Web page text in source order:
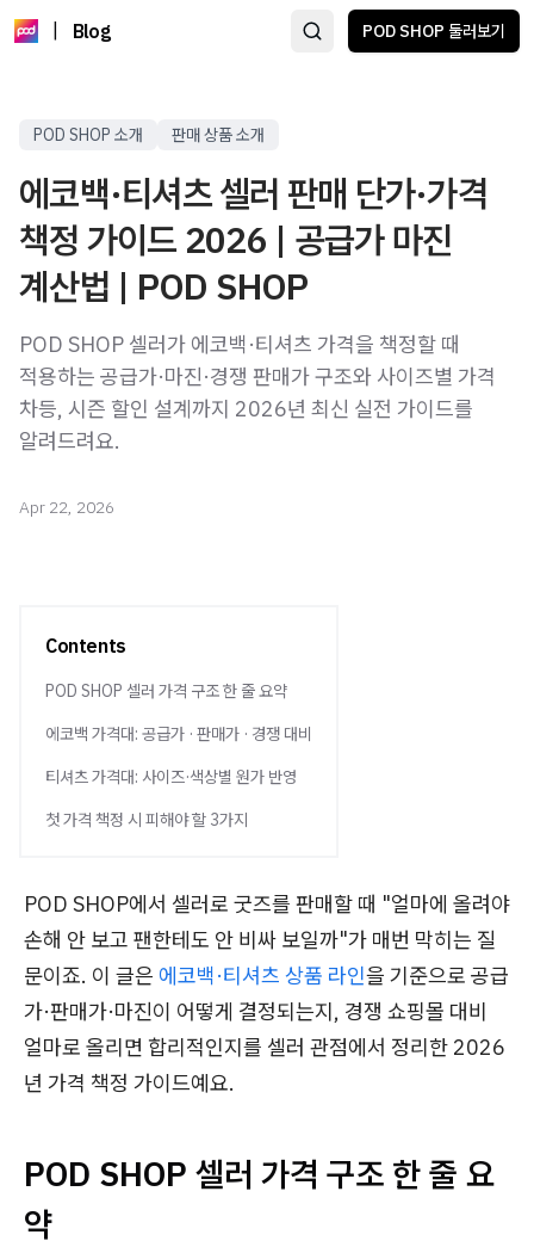
Blog POD SHOP 둘러보기
POD SHOP 소개 판매 상품 소개
에코백·티셔츠 셀러 판매 단가·가격
책정 가이드 2026 | 공급가 마진
계산법 | POD SHOP
POD SHOP 셀러가 에코백·티셔츠 가격을 책정할 때
적용하는 공급가·마진·경쟁 판매가 구조와 사이즈별 가격
차등, 시즌 할인 설계까지 2026년 최신 실전 가이드를
알려드려요.
Apr 22, 2026
Contents
POD SHOP 셀러 가격 구조 한 줄 요약
에코백 가격대: 공급가 · 판매가 · 경쟁 대비
티셔츠 가격대: 사이즈·색상별 원가 반영
첫 가격 책정 시 피해야 할 3가지
POD SHOP에서 셀러로 굿즈를 판매할 때 "얼마에 올려야
손해 안 보고 팬한테도 안 비싸 보일까"가 매번 막히는 질
문이죠. 이 글은 에코백·티셔츠 상품 라인을 기준으로 공급
가·판매가·마진이 어떻게 결정되는지, 경쟁 쇼핑몰 대비
얼마로 올리면 합리적인지를 셀러 관점에서 정리한 2026
년 가격 책정 가이드예요.
POD SHOP 셀러 가격 구조 한 줄 요
약